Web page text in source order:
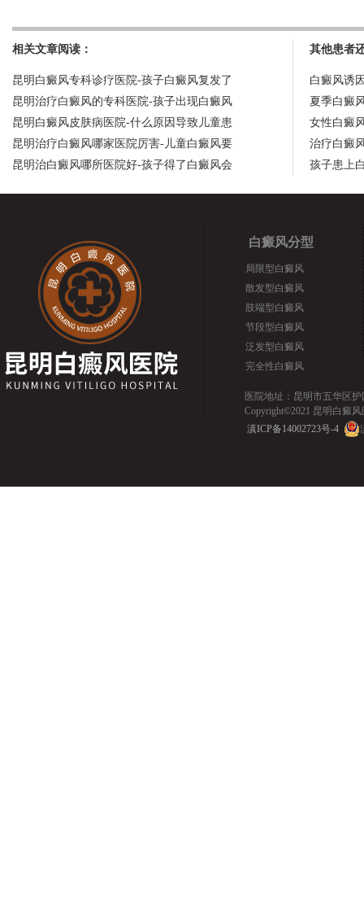
相关文章阅读：
昆明白癜风专科诊疗医院-孩子白癜风复发了
昆明治疗白癜风的专科医院-孩子出现白癜风
昆明白癜风皮肤病医院-什么原因导致儿童患
昆明治疗白癜风哪家医院厉害-儿童白癜风要
昆明治白癜风哪所医院好-孩子得了白癜风会
其他患者
白癜风诱
夏季白癜
女性白癜
治疗白癜
孩子患上
白癜风分型
局限型白癜风
散发型白癜风
肢端型白癜风
节段型白癜风
泛发型白癜风
完全性白癜风
医院地址：昆明市五华区护
Copyright©2021 昆明白癜风
滇ICP备14002723号-4